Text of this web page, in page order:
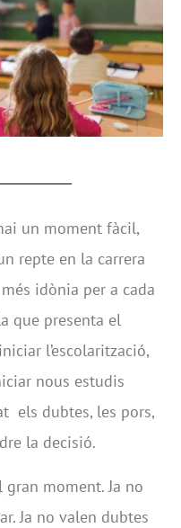
un moment fàcil,
repte en la carrera
idònia per a cada
que presenta el
l’escolarització,
nous estudis
els dubtes, les pors,
la decisió.
moment. Ja no
Ja no valen dubtes